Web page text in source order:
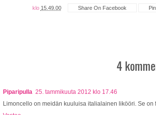
klo 15.49.00 Share On Facebook
4
Piparipulla 25. tammikuuta 2012 klo 17.46
Limoncello on meidän kuuluisa italialainen likööri. Se